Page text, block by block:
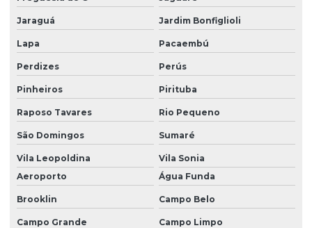
Recuperação De Bomba Diesel De Alto Desempenho
Recuperação De Bomba Diesel Em Sp
Recuperação De Bomba Diesel São Paulo
Recuperação De Injetores A Diesel
Recuperação De Injetores Common Rail
Recuperação De Injetores Diesel
Recuperação E Limpeza De Bomba Em Sp
Recuperação Rápida De Bicos Injetores Em Sp
Regulagem De Bomba Diesel
Jaraguá Jardim Bonfiglioli
Lapa Pacaembú
Perdizes Perús
Pinheiros Pirituba
Raposo Tavares Rio Pequeno
São Domingos Sumaré
Vila Leopoldina
Vila Sonia
Aeroporto
Água Funda
Brooklin Campo Belo
Campo Grande Campo Limpo